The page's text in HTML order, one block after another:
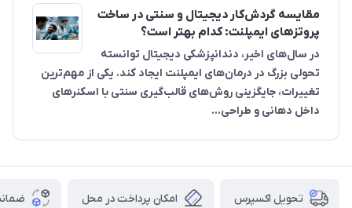
مقایسه گردش‌کار دیجیتال و سنتی در ساخت
پروتزهای ایمپلنت: کدام بهتر است؟
در سال‌های اخیر، دندانپزشکی دیجیتال توانسته
تحولی بزرگ در درمان‌های ایمپلنت ایجاد کند. یکی از مهم‌ترین
تغییرات، جایگزینی روش‌های قالب‌گیری سنتی با اسکنرهای
داخل دهانی و طراحی...
تحویل اکسپرس امکان پرداخت در محل